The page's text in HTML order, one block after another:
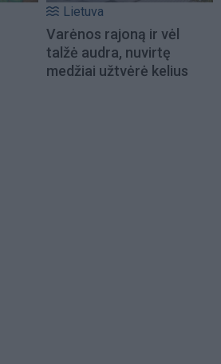
Lietuva
Varėnos rajoną ir vėl
talžė audra, nuvirtę
medžiai užtvėrė kelius